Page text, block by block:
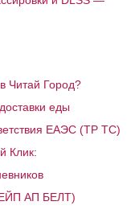
Читай Город?
еды
ЕАЭС (ТР ТС)
Клик:
АП БЕЛТ)